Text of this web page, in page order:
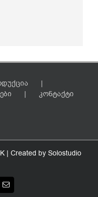
კონტაქტი
| Created by Solostudio
Email